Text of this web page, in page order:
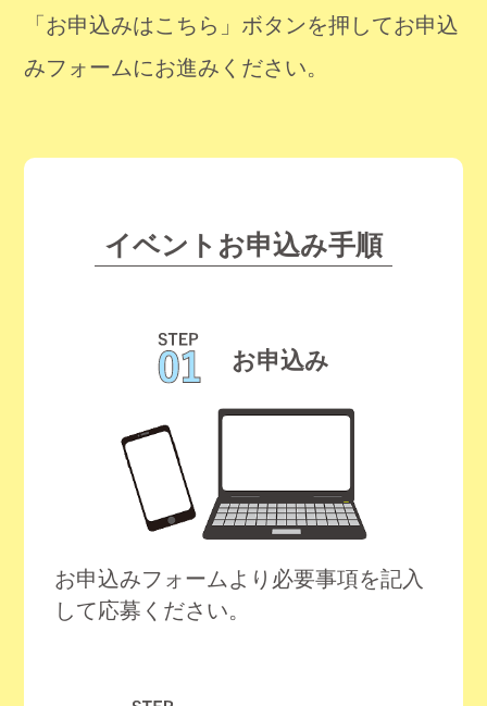
「お申込みはこちら」ボタンを押してお申込
みフォームにお進みください。
イベントお申込み手順
お申込み
お申込みフォームより必要事項を記入
して応募ください。